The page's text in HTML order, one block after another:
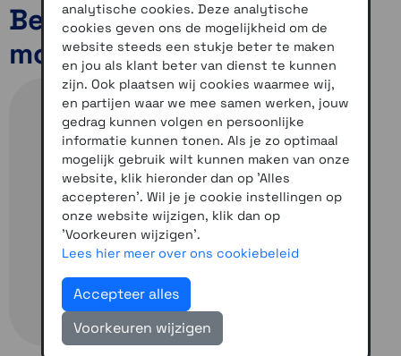
Beeline Moto 2 Strap
mount
analytische cookies. Deze analytische
cookies geven ons de mogelijkheid om de
website steeds een stukje beter te maken
en jou als klant beter van dienst te kunnen
zijn. Ook plaatsen wij cookies waarmee wij,
en partijen waar we mee samen werken, jouw
gedrag kunnen volgen en persoonlijke
informatie kunnen tonen. Als je zo optimaal
mogelijk gebruik wilt kunnen maken van onze
website, klik hieronder dan op 'Alles
accepteren'. Wil je je cookie instellingen op
onze website wijzigen, klik dan op
'Voorkeuren wijzigen'.
Lees hier meer over ons cookiebeleid
Accepteer alles
Voorkeuren wijzigen